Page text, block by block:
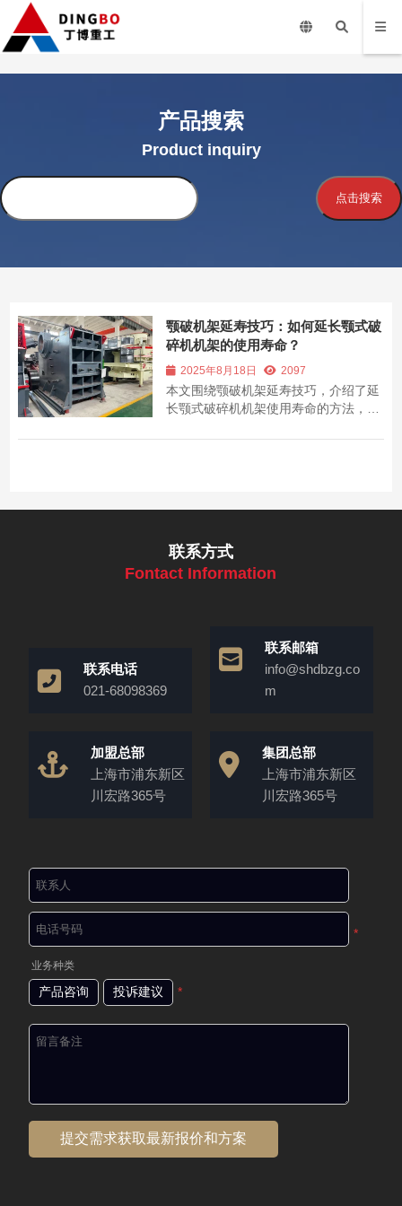
产品搜索
Product inquiry
点击搜索
颚破机架延寿技巧：如何延长颚式破
碎机机架的使用寿命？
2025年8月18日 2097
本文围绕颚破机架延寿技巧，介绍了延
长颚式破碎机机架使用寿命的方法，为
联系方式
Fontact Information
联系电话
021-68098369
联系邮箱
info@shdbzg.co
m
加盟总部
上海市浦东新区
川宏路365号
集团总部
上海市浦东新区
川宏路365号
*
业务种类
产品咨询 投诉建议 *